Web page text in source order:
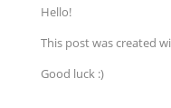
Hello!
This post was created
Good luck :)